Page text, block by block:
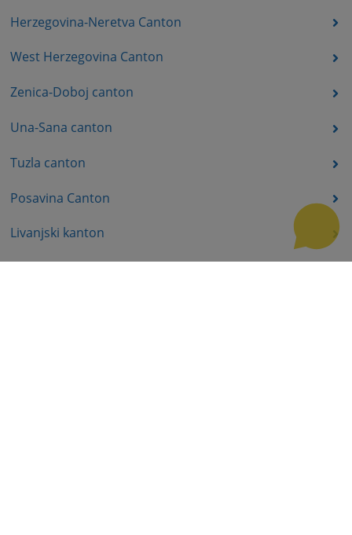
Herzegovina-Neretva Canton
West Herzegovina Canton
Zenica-Doboj canton
Una-Sana canton
Tuzla canton
Posavina Canton
Livanjski kanton